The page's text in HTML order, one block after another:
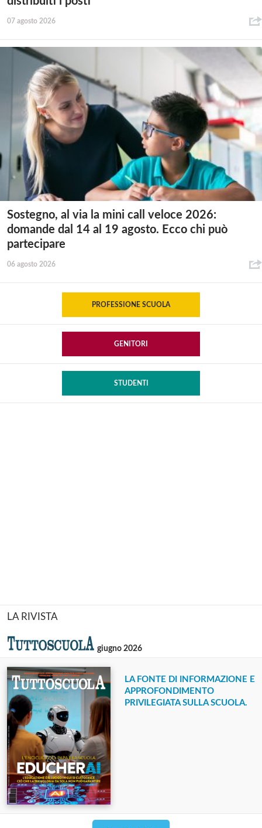
07 agosto 2026
Sostegno, al via la mini call veloce 2026:
domande dal 14 al 19 agosto. Ecco chi può
partecipare
06 agosto 2026
PROFESSIONE SCUOLA
GENITORI
STUDENTI
LA RIVISTA
giugno 2026
LA FONTE DI INFORMAZIONE E
APPROFONDIMENTO
PRIVILEGIATA SULLA SCUOLA.